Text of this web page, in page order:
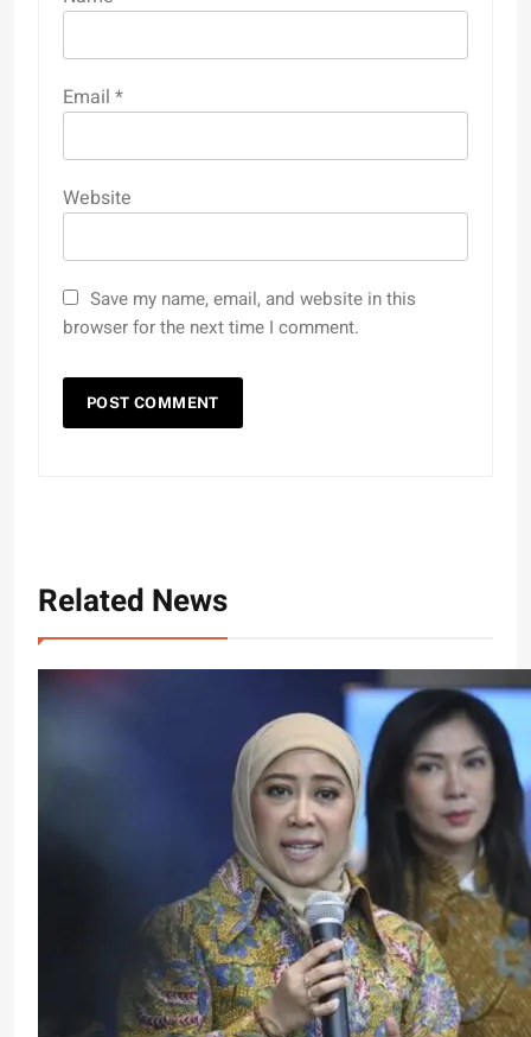
Email *
Website
Save my name, email, and website in this
browser for the next time I comment.
Related News